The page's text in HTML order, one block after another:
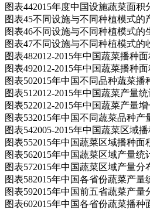
图表442015年度中国设施蔬菜面积
图表45不同设施与不同种植模式的
图表46不同设施与不同种植模式的
图表47不同设施与不同种植模式的
图表482012-2015年中国蔬菜播种面
图表492012-2015年中国蔬菜播种
图表502015年中国不同品种蔬菜播
图表512012-2015年中国蔬菜产量统
图表522012-2015年中国蔬菜产量
图表532015年中国不同蔬菜品种产
图表542005-2015年中国蔬菜区域
图表552015年中国蔬菜区域播种面
图表562015年中国蔬菜区域产量统
图表572015年中国蔬菜区域产量分
图表582015年中国各省份蔬菜产量
图表592015年中国前五省蔬菜产量
图表602015年中国各省份蔬菜播种